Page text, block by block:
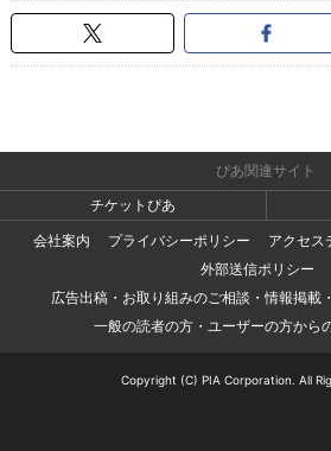
ぴあ関連サイト
チケットぴあ
会社案内
プライバシーポリシー
アクセス
外部送信ポリシー
広告出稿・お取り組みのご相談・情報掲載
一般の読者の方・ユーザーの方から
Copyright (C) PIA Corporation. All